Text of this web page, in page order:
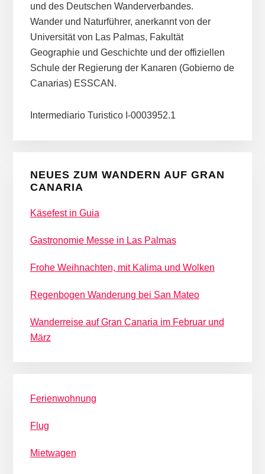
und des Deutschen Wanderverbandes.
Wander und Naturführer, anerkannt von der
Universität von Las Palmas, Fakultät
Geographie und Geschichte und der offiziellen
Schule der Regierung der Kanaren (Gobierno de
Canarias) ESSCAN.
Intermediario Turistico I-0003952.1
NEUES ZUM WANDERN AUF GRAN
CANARIA
Käsefest in Guia
Gastronomie Messe in Las Palmas
Frohe Weihnachten, mit Kalima und Wolken
Regenbogen Wanderung bei San Mateo
Wanderreise auf Gran Canaria im Februar und
März
Ferienwohnung
Flug
Mietwagen